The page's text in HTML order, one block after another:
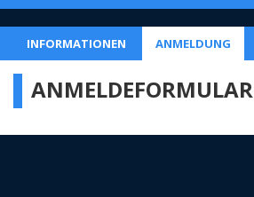
INFORMATIONEN ANMELDUNG
ANMELDEFORMULAR